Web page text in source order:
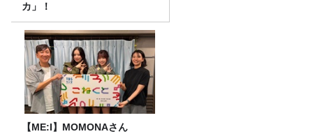
カ」！
【ME:I】MOMONAさん